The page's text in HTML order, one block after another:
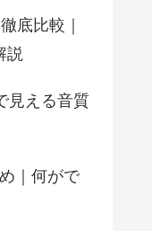
底比較｜
説
見える音質
｜何がで